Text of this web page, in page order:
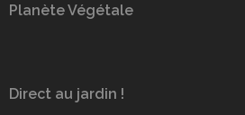
Planète Végétale
Direct au jardin !